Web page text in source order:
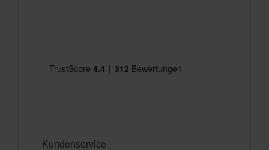
Kundenservice